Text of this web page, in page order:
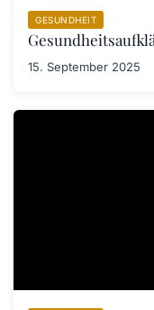
GESUNDHEIT
15. September 2025